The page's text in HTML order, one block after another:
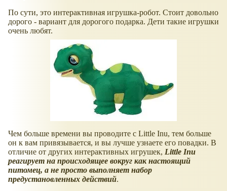
По сути, это интерактивная игрушка-робот. Стоит довольно
дорого - вариант для дорогого подарка. Дети такие игрушки
очень любят.
Чем больше времени вы проводите с Little Inu, тем больше
он к вам привязывается, и вы лучше узнаете его повадки. В
отличие от других интерактивных игрушек, Little Inu
реагирует на происходящее вокруг как настоящий
питомец, а не просто выполняет набор
предустановленных действий.